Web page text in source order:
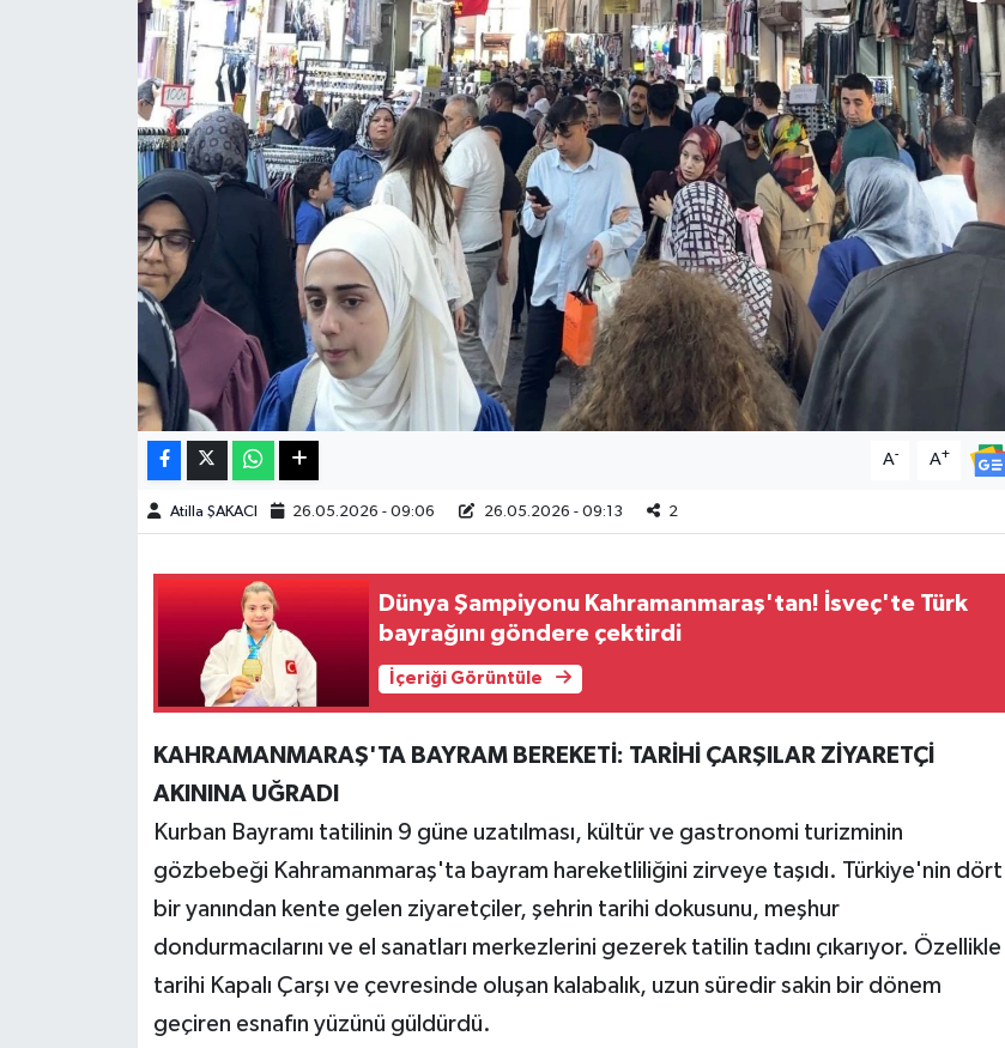
A- A+
Atilla ŞAKACI 26.05.2026 - 09:06 26.05.2026 - 09:13 2
Dünya Şampiyonu Kahramanmaraş'tan! İsveç'te Türk
bayrağını göndere çektirdi
İçeriği Görüntüle
KAHRAMANMARAŞ'TA BAYRAM BEREKETİ: TARİHİ ÇARŞILAR ZİYARETÇİ
AKININA UĞRADI
Kurban Bayramı tatilinin 9 güne uzatılması, kültür ve gastronomi turizminin
gözbebeği Kahramanmaraş'ta bayram hareketliliğini zirveye taşıdı. Türkiye'nin dört
bir yanından kente gelen ziyaretçiler, şehrin tarihi dokusunu, meşhur
dondurmacılarını ve el sanatları merkezlerini gezerek tatilin tadını çıkarıyor. Özellikle
tarihi Kapalı Çarşı ve çevresinde oluşan kalabalık, uzun süredir sakin bir dönem
geçiren esnafın yüzünü güldürdü.
Haberde İnsan
Kültür Sanat
Magazin
Manşet Altı
Manşetler
SürManşet
KAHRAMANMARAŞ